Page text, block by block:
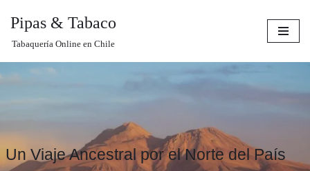
contenido
Pipas & Tabaco
Tabaquería Online en Chile
Un Viaje Ancestral por el Norte del País